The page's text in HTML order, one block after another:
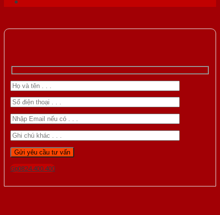
Gọi 0824.400.400